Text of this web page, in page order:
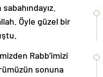
Öyle güzel bir
Rabb’imizi
sonuna